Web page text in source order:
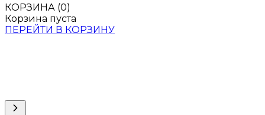
КОРЗИНА (0)
Корзина пуста
ПЕРЕЙТИ В КОРЗИНУ